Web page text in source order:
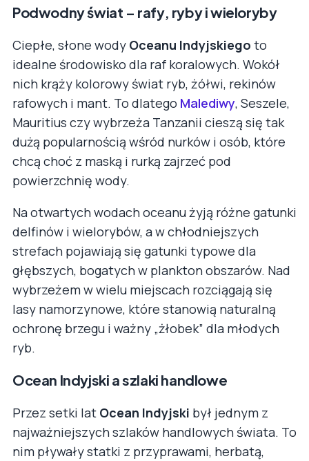
Podwodny świat – rafy, ryby i wieloryby
Ciepłe, słone wody Oceanu Indyjskiego to
idealne środowisko dla raf koralowych. Wokół
nich krąży kolorowy świat ryb, żółwi, rekinów
rafowych i mant. To dlatego Malediwy, Seszele,
Mauritius czy wybrzeża Tanzanii cieszą się tak
dużą popularnością wśród nurków i osób, które
chcą choć z maską i rurką zajrzeć pod
powierzchnię wody.
Na otwartych wodach oceanu żyją różne gatunki
delfinów i wielorybów, a w chłodniejszych
strefach pojawiają się gatunki typowe dla
głębszych, bogatych w plankton obszarów. Nad
wybrzeżem w wielu miejscach rozciągają się
lasy namorzynowe, które stanowią naturalną
ochronę brzegu i ważny „żłobek” dla młodych
ryb.
Ocean Indyjski a szlaki handlowe
Przez setki lat Ocean Indyjski był jednym z
najważniejszych szlaków handlowych świata. To
nim pływały statki z przyprawami, herbatą,